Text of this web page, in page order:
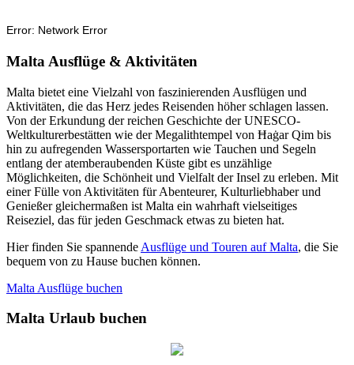
Malta Ausflüge & Aktivitäten
Malta bietet eine Vielzahl von faszinierenden Ausflügen und
Aktivitäten, die das Herz jedes Reisenden höher schlagen lassen.
Von der Erkundung der reichen Geschichte der UNESCO-
Weltkulturerbestätten wie der Megalithtempel von Ħaġar Qim bis
hin zu aufregenden Wassersportarten wie Tauchen und Segeln
entlang der atemberaubenden Küste gibt es unzählige
Möglichkeiten, die Schönheit und Vielfalt der Insel zu erleben. Mit
einer Fülle von Aktivitäten für Abenteurer, Kulturliebhaber und
Genießer gleichermaßen ist Malta ein wahrhaft vielseitiges
Reiseziel, das für jeden Geschmack etwas zu bieten hat.
Hier finden Sie spannende Ausflüge und Touren auf Malta, die Sie
bequem von zu Hause buchen können.
Malta Ausflüge buchen
Malta Urlaub buchen